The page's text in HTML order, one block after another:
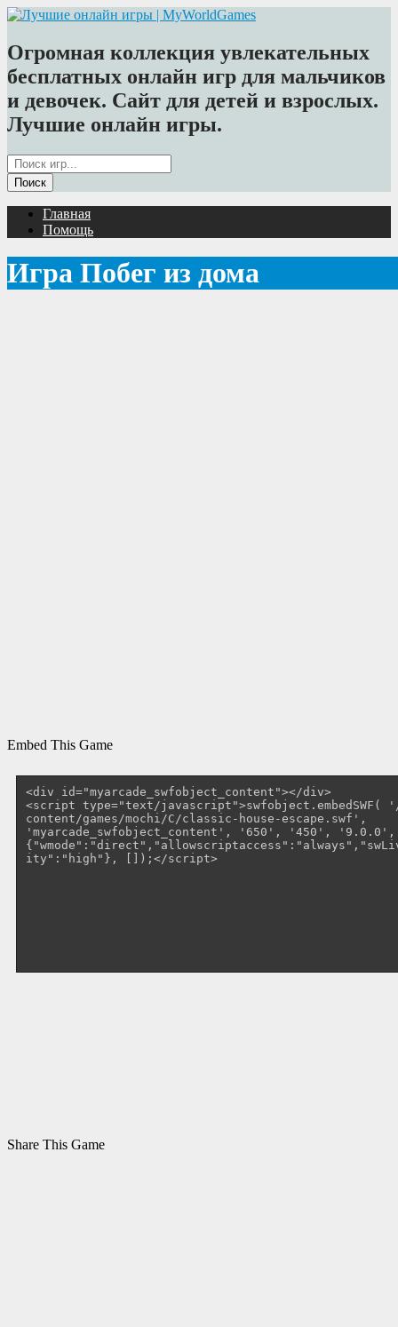
Огромная коллекция увлекательных
бесплатных онлайн игр для мальчиков
и девочек. Сайт для детей и взрослых.
Лучшие онлайн игры.
Главная
Помощь
Игра Побег из дома
Embed This Game
Share This Game